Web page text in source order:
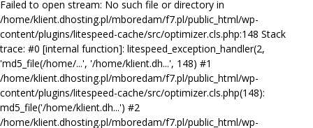
Failed to open stream: No such file or directory in
/home/klient.dhosting.pl/mboredam/f7.pl/public_html/wp-
content/plugins/litespeed-cache/src/optimizer.cls.php:148 Stack
trace: #0 [internal function]: litespeed_exception_handler(2,
'md5_file(/home/...', '/home/klient.dh...', 148) #1
/home/klient.dhosting.pl/mboredam/f7.pl/public_html/wp-
content/plugins/litespeed-cache/src/optimizer.cls.php(148):
md5_file('/home/klient.dh...') #2
/home/klient.dhosting.pl/mboredam/f7.pl/public_html/wp-